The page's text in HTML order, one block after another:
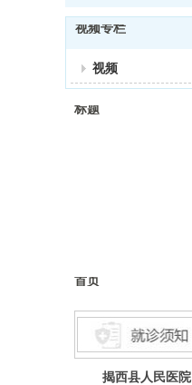
视频专栏
视频
标题
首页
揭西县人民医院